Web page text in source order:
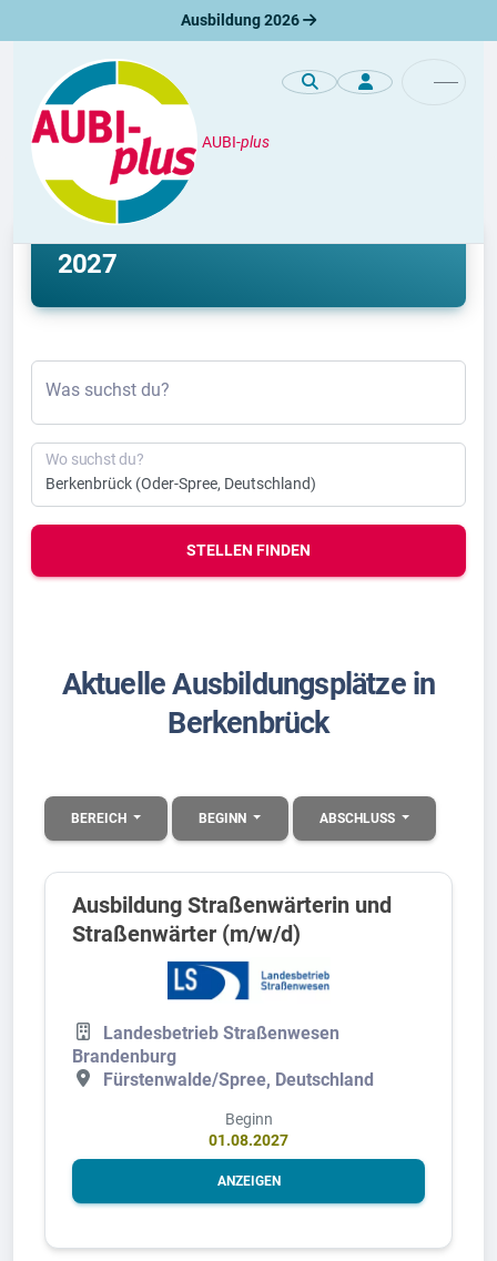
Ausbildung 2026
AUBI-plus
Ausbildung
Ausbildung Berkenbrück 2026 &
2027
Was suchst du?
Wo suchst du?
STELLEN FINDEN
Aktuelle Ausbildungsplätze in
Berkenbrück
BEREICH BEGINN ABSCHLUSS
Ausbildung Straßenwärterin und
Straßenwärter (m/w/d)
Landesbetrieb Straßenwesen
Brandenburg
Fürstenwalde/Spree, Deutschland
Beginn
01.08.2027
ANZEIGEN